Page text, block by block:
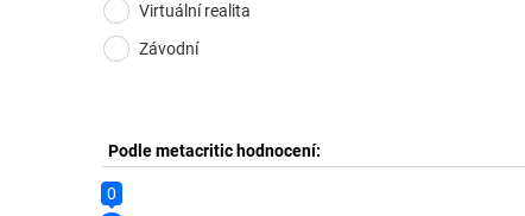
Virtuální realita
Závodní
Podle metacritic hodnocení:
0